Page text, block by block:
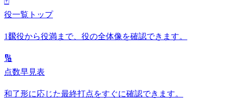
役一覧トップ
1飜役から役満まで、役の全体像を確認できます。
🔢
点数早見表
和了形に応じた最終打点をすぐに確認できます。